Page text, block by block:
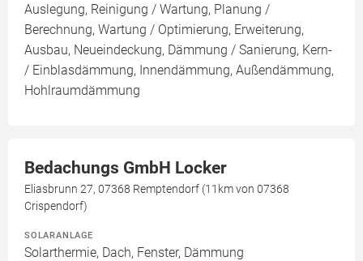
Auslegung, Reinigung / Wartung, Planung /
Berechnung, Wartung / Optimierung, Erweiterung,
Ausbau, Neueindeckung, Dämmung / Sanierung, Kern-
/ Einblasdämmung, Innendämmung, Außendämmung,
Hohlraumdämmung
Bedachungs GmbH Locker
Eliasbrunn 27, 07368 Remptendorf (11km von 07368
Crispendorf)
SOLARANLAGE
Solarthermie, Dach, Fenster, Dämmung